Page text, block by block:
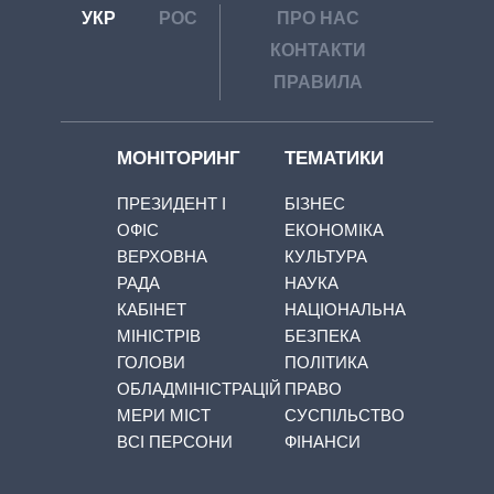
УКР РОС
ПРО НАС
КОНТАКТИ
ПРАВИЛА
МОНІТОРИНГ
ПРЕЗИДЕНТ І
ОФІС
ВЕРХОВНА
РАДА
КАБІНЕТ
МІНІСТРІВ
ГОЛОВИ
ОБЛАДМІНІСТРАЦІЙ
МЕРИ МІСТ
ВСІ ПЕРСОНИ
ТЕМАТИКИ
БІЗНЕС
ЕКОНОМІКА
КУЛЬТУРА
НАУКА
НАЦІОНАЛЬНА
БЕЗПЕКА
ПОЛІТИКА
ПРАВО
СУСПІЛЬСТВО
ФІНАНСИ